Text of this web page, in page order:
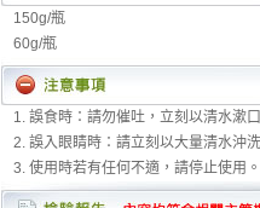
150g/瓶
60g/瓶
1. 誤食時：請勿催吐，立刻以清水漱
2. 誤入眼睛時：請立刻以大量清水沖
3. 使用時若有任何不適，請停止使用。